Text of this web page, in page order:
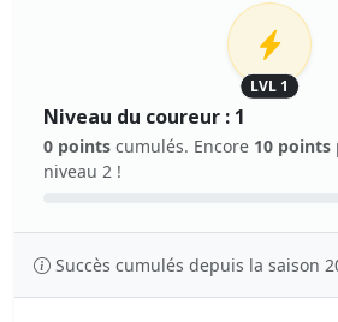
LVL 1
Niveau du coureur : 1
0 points cumulés. Encore 10 points
niveau 2 !
Succès cumulés depuis la saison